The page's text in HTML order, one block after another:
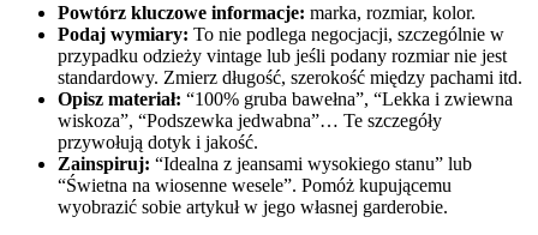
Powtórz kluczowe informacje: marka, rozmiar, kolor.
Podaj wymiary: To nie podlega negocjacji, szczególnie w
przypadku odzieży vintage lub jeśli podany rozmiar nie jest
standardowy. Zmierz długość, szerokość między pachami itd.
Opisz materiał: “100% gruba bawełna”, “Lekka i zwiewna
wiskoza”, “Podszewka jedwabna”… Te szczegóły
przywołują dotyk i jakość.
Zainspiruj: “Idealna z jeansami wysokiego stanu” lub
“Świetna na wiosenne wesele”. Pomóż kupującemu
wyobrazić sobie artykuł w jego własnej garderobie.